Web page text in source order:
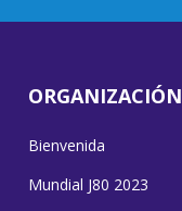
ORGANIZACIÓN
Bienvenida
Mundial J80 2023